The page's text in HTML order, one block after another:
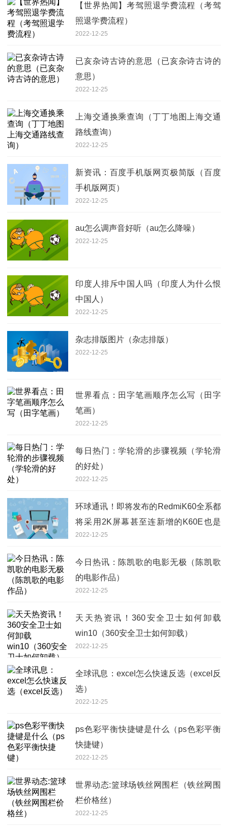
【世界热闻】考驾照退学费流程（考驾
照退学费流程）
2022-12-25
已亥杂诗古诗的意思（已亥杂诗古诗的
意思）
2022-12-25
上海交通换乘查询（丁丁地图上海交通
路线查询）
2022-12-25
新资讯：百度手机版网页极简版（百度
手机版网页）
2022-12-25
au怎么调声音好听（au怎么降噪）
2022-12-25
印度人排斥中国人吗（印度人为什么恨
中国人）
2022-12-25
杂志排版图片（杂志排版）
2022-12-25
世界看点：田字笔画顺序怎么写（田字
笔画）
2022-12-25
每日热门：学轮滑的步骤视频（学轮滑
的好处）
2022-12-25
环球通讯！即将发布的RedmiK60全系都
将采用2K屏幕甚至连新增的K60E也是
2K屏
2022-12-25
今日热讯：陈凯歌的电影无极（陈凯歌
的电影作品）
2022-12-25
天天热资讯！360安全卫士如何卸载
win10（360安全卫士如何卸载）
2022-12-25
全球讯息：excel怎么快速反选（excel反
选）
2022-12-25
ps色彩平衡快捷键是什么（ps色彩平衡
快捷键）
2022-12-25
世界动态:篮球场铁丝网围栏（铁丝网围
栏价格丝）
2022-12-25